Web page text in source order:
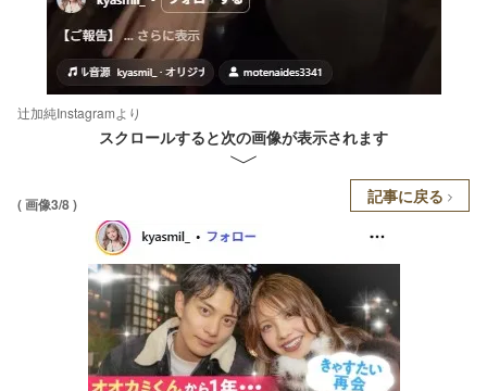
辻加純Instagramより
スクロールすると次の画像が表示されます
( 画像3/8 ) 記事に戻る